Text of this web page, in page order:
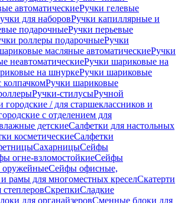
автоматическиеРучки гелевые
для наборовРучки капиллярные и
подарочныеРучки перьевые
роллеры подарочныеРучки
масляные автоматическиеРучки
неавтоматическиеРучки шариковые на
на шнуркеРучки шариковые
колпачкомРучки шариковые
Ручки-стилусыРучной
городские / для старшеклассников и
с отделением для
детскиеСалфетки для настольных
косметическиеСалфетки
СахарницыСейфы
огне-взломостойкиеСейфы
Сейфы офисные,
рамы для многоместных креселСкатерти
СкрепкиСладкие
для органайзеровСменные блоки для